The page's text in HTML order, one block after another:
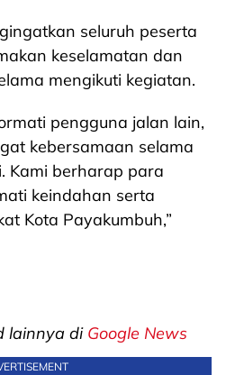
seluruh peserta
keselamatan dan
mengikuti kegiatan.
pengguna jalan lain,
kebersamaan selama
Kami berharap para
keindahan serta
Kota Payakumbuh,”
lainnya di Google News